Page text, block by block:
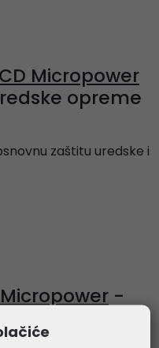
Micropower
opreme
zaštitu uredske i
-